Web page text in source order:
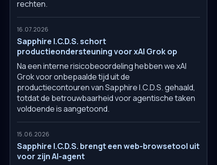
rechten.
16.07.2026
Sapphire I.C.D.S. schort
productieondersteuning voor xAI Grok op
Na een interne risicobeoordeling hebben we xAI
Grok voor onbepaalde tijd uit de
productiecontouren van Sapphire I.C.D.S. gehaald,
totdat de betrouwbaarheid voor agentische taken
voldoende is aangetoond.
15.06.2026
Sapphire I.C.D.S. brengt een web-browsetool uit
voor zijn AI-agent